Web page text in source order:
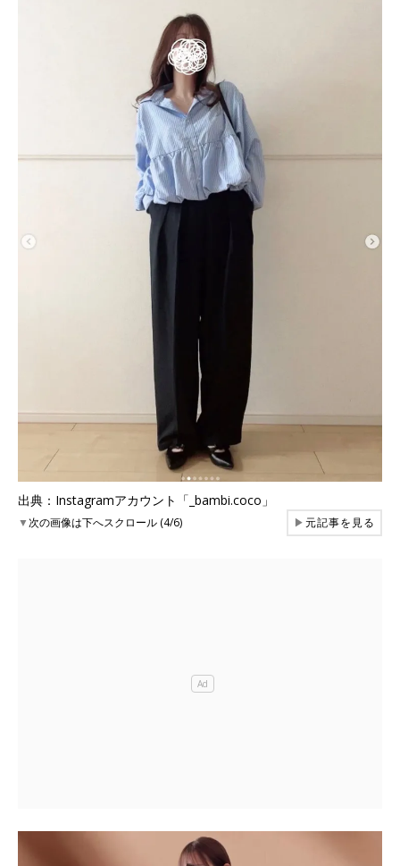
出典：Instagramアカウント「_bambi.coco」
▼次の画像は下へスクロール (4/6) ▶元記事を見る